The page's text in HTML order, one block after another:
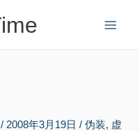
/ 2008年3月19日 / 伪装, 虚